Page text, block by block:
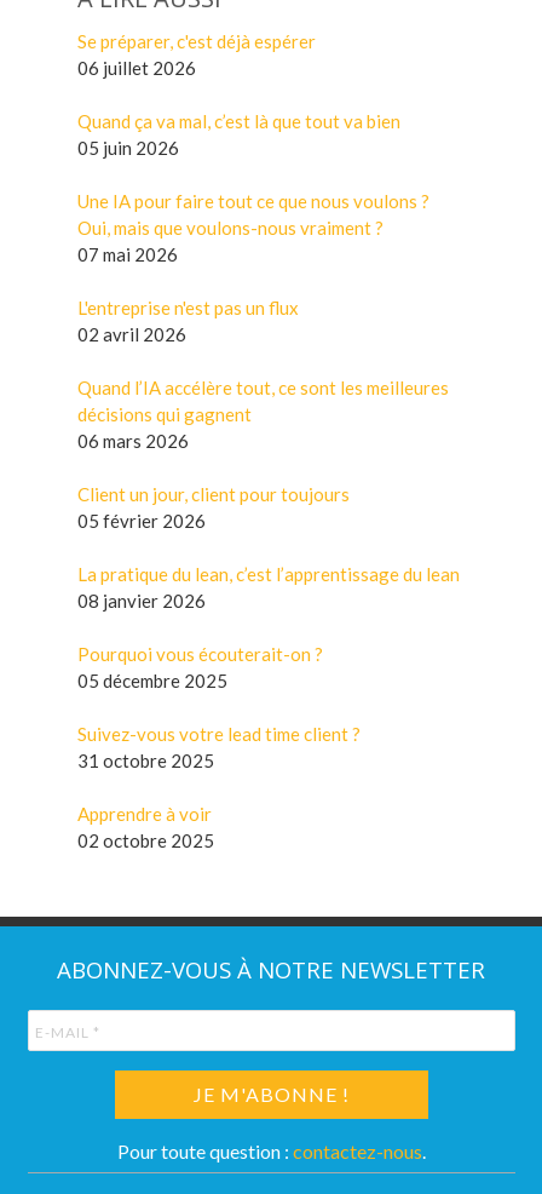
Se préparer, c'est déjà espérer
06 juillet 2026
Quand ça va mal, c’est là que tout va bien
05 juin 2026
Une IA pour faire tout ce que nous voulons ?
Oui, mais que voulons-nous vraiment ?
07 mai 2026
L'entreprise n'est pas un flux
02 avril 2026
Quand l’IA accélère tout, ce sont les meilleures
décisions qui gagnent
06 mars 2026
Client un jour, client pour toujours
05 février 2026
La pratique du lean, c’est l’apprentissage du lean
08 janvier 2026
Pourquoi vous écouterait-on ?
05 décembre 2025
Suivez-vous votre lead time client ?
31 octobre 2025
Apprendre à voir
02 octobre 2025
ABONNEZ-VOUS À NOTRE NEWSLETTER
Pour toute question : contactez-nous